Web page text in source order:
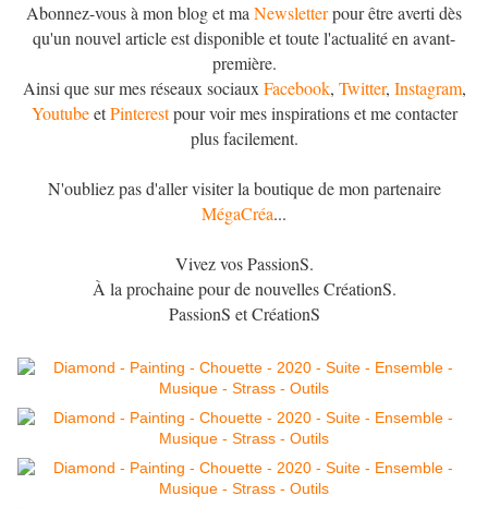
Abonnez-vous à mon blog et ma Newsletterpour être averti dès
qu'un nouvel article est disponible et toute l'actualité en avant-
première.
Ainsi que sur mes réseaux sociaux Facebook, Twitter, Instagram,
YoutubeetPinterestpour voir mes inspirations et me contacter
plus facilement.
N'oubliez pas d'aller visiter la boutique de mon partenaire
MégaCréa...
Vivez vos PassionS.
À la prochaine pour de nouvelles CréationS.
PassionS et CréationS